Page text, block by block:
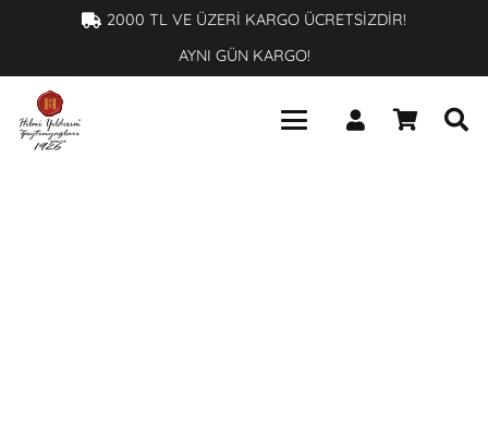
2000 TL VE ÜZERİ KARGO ÜCRETSİZDİR!
AYNI GÜN KARGO!